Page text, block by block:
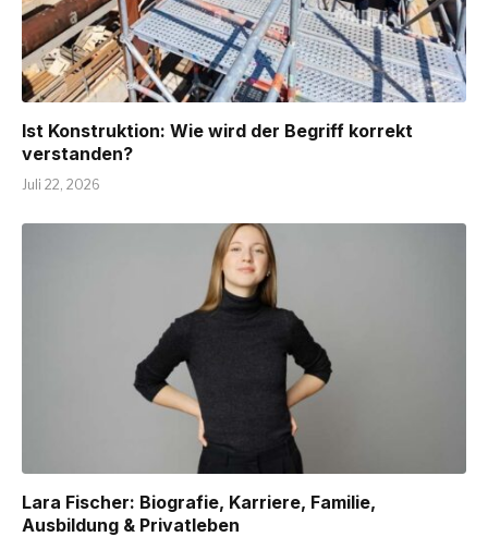
Ist Konstruktion: Wie wird der Begriff korrekt
verstanden?
Juli 22, 2026
Lara Fischer: Biografie, Karriere, Familie,
Ausbildung & Privatleben